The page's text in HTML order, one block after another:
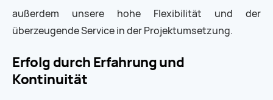
außerdem unsere hohe Flexibilität und der
überzeugende Service in der Projektumsetzung.
Erfolg durch Erfahrung und
Kontinuität